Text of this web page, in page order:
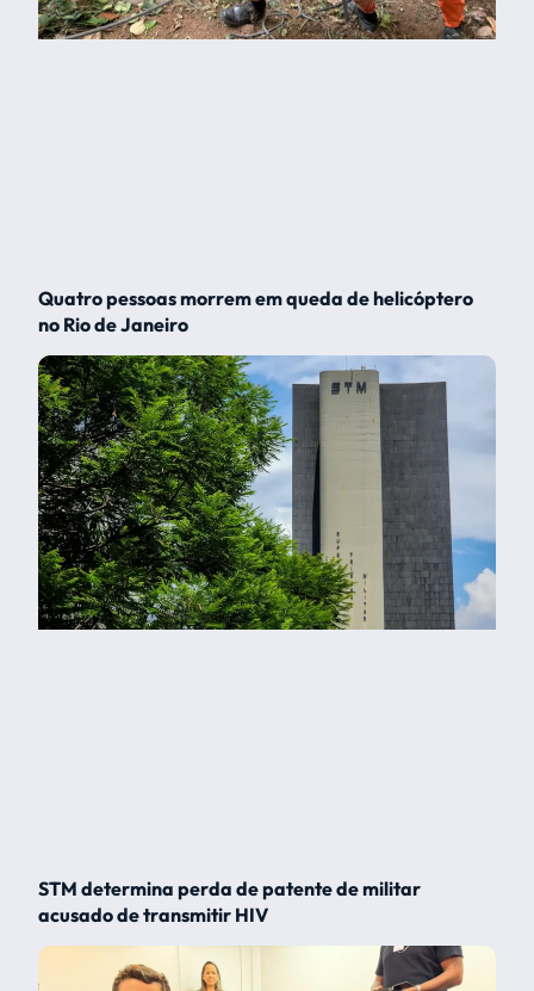
Quatro pessoas morrem em queda de helicóptero
no Rio de Janeiro
STM determina perda de patente de militar
acusado de transmitir HIV